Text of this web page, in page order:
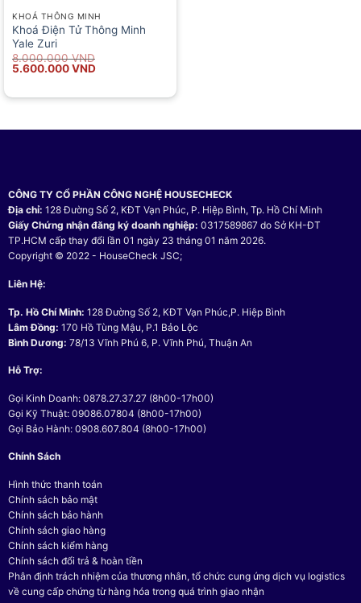
KHOÁ THÔNG MINH
Khoá Điện Tử Thông Minh
Yale Zuri
8.000.000VND
Giá
gốc
5.600.000VND
Giá
hiện
5.600.000 VND.
CÔNG TY CỔ PHẦN CÔNG NGHỆ HOUSECHECK
Địa chỉ: 128 Đường Số 2, KĐT Vạn Phúc, P. Hiệp Bình, Tp. Hồ Chí Minh
Giấy Chứng nhận đăng ký doanh nghiệp: 0317589867 do Sở KH-ĐT
TP.HCM cấp thay đổi lần 01 ngày 23 tháng 01 năm 2026.
Copyright © 2022 - HouseCheck JSC;
Liên Hệ:
Tp. Hồ Chí Minh: 128 Đường Số 2, KĐT Vạn Phúc,P. Hiệp Bình
Lâm Đồng: 170 Hồ Tùng Mậu, P.1 Bảo Lộc
Bình Dương: 78/13 Vĩnh Phú 6, P. Vĩnh Phú, Thuận An
Hỗ Trợ:
Gọi Kinh Doanh: 0878.27.37.27 (8h00-17h00)
Gọi Kỹ Thuật: 09086.07804 (8h00-17h00)
Gọi Bảo Hành: 0908.607.804 (8h00-17h00)
Chính Sách
Hình thức thanh toán
Chính sách bảo mật
Chính sách bảo hành
Chính sách giao hàng
Chính sách kiểm hàng
Chính sách đổi trả & hoàn tiền
Phân định trách nhiệm của thương nhân, tổ chức cung ứng dịch vụ logistics
về cung cấp chứng từ hàng hóa trong quá trình giao nhận